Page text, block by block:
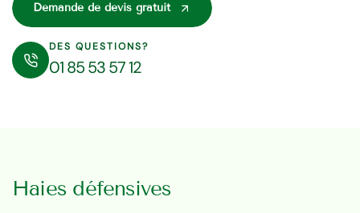
Demande de devis gratuit
DES QUESTIONS?
01 85 53 57 12
Haies défensives